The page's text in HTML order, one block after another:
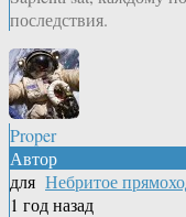
последствия.
Proper
Автор
для Небритое
1 год назад